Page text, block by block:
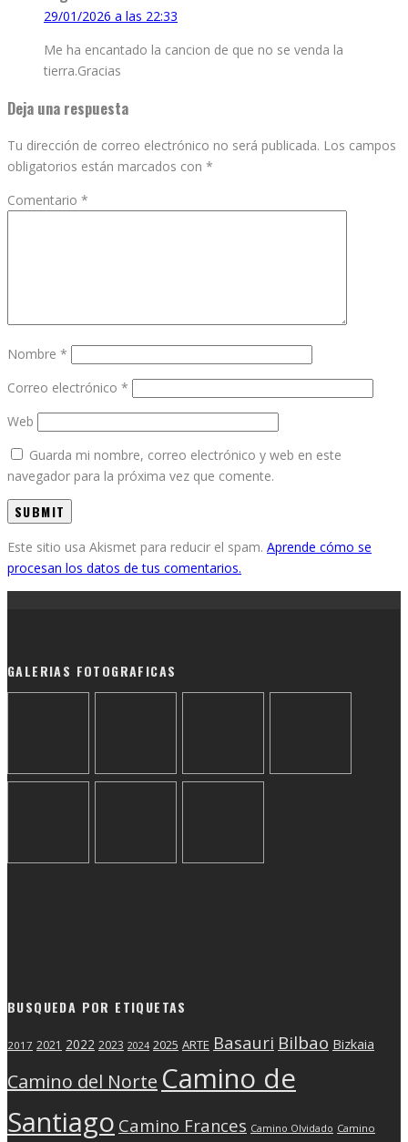
29/01/2026 a las 22:33
Me ha encantado la cancion de que no se venda la
tierra.Gracias
Deja una respuesta
Tu dirección de correo electrónico no será publicada. Los campos
obligatorios están marcados con *
Comentario *
Nombre *
Correo electrónico *
Web
Guarda mi nombre, correo electrónico y web en este
navegador para la próxima vez que comente.
Este sitio usa Akismet para reducir el spam. Aprende cómo se
procesan los datos de tus comentarios.
GALERIAS FOTOGRAFICAS
BUSQUEDA POR ETIQUETAS
2017 2021 2022 2023 2024 2025 ARTE Basauri Bilbao Bizkaia
Camino del Norte Camino de
Santiago Camino Frances Camino Olvidado Camino